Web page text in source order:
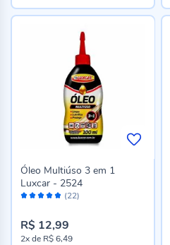
Avaliação: (22)
Óleo Multiúso 3 em 1
Luxcar - 2524
R$ 12,99
2xde R$ 6,49